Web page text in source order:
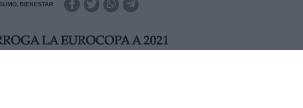
BIENESTAR
LA EUROCOPA A 2021